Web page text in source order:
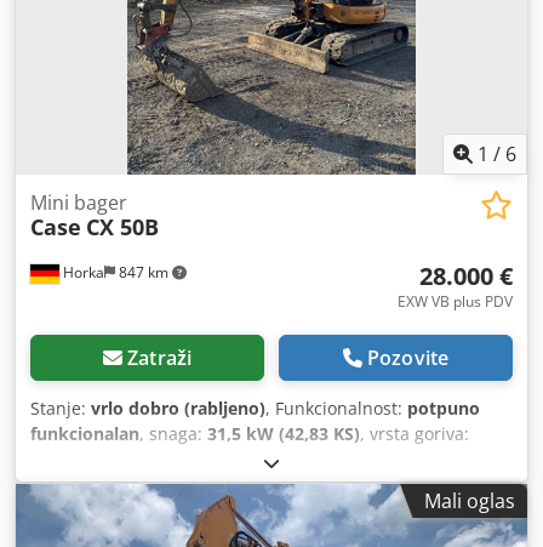
1 / 6
Horka 847 km
Mini bager
Case CX 50B
28.000 €
EXW VB plus PDV
Zatraži Pozovite
Stanje: vrlo dobro (rabljeno), Funkcionalnost: potpuno
funkcionalan, snaga: 31,5 kW (42,83 KS), vrsta goriva:
, ukupna masa:
lanca:60 postotak, Godina izgradnje:2012, radni sati:
4.490 h, Oprema:kabina, Mali oglas